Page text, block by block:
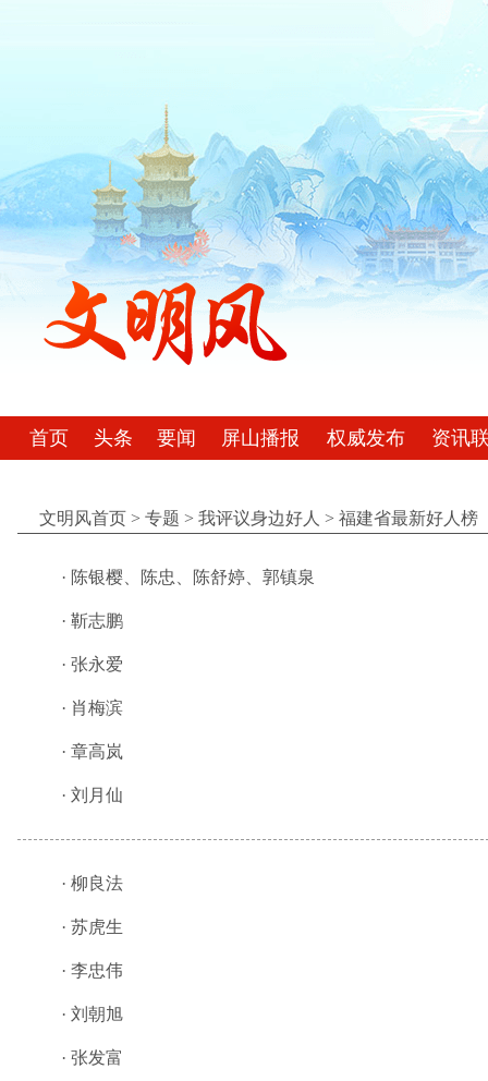
首页 头条 要闻 屏山播报 权威发布 资讯
文明风首页 > 专题 > 我评议身边好人 > 福建省最新好人榜
· 陈银樱、陈忠、陈舒婷、郭镇泉
· 靳志鹏
· 张永爱
· 肖梅滨
· 章高岚
· 刘月仙
· 柳良法
· 苏虎生
· 李忠伟
· 刘朝旭
· 张发富